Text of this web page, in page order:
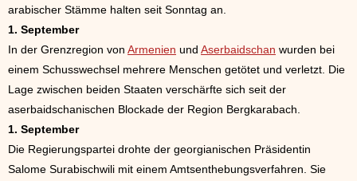
arabischer Stämme halten seit Sonntag an.
1. September
In der Grenzregion von Armenien und Aserbaidschan wurden bei
einem Schusswechsel mehrere Menschen getötet und verletzt. Die
Lage zwischen beiden Staaten verschärfte sich seit der
aserbaidschanischen Blockade der Region Bergkarabach.
1. September
Die Regierungspartei drohte der georgianischen Präsidentin
Salome Surabischwili mit einem Amtsenthebungsverfahren. Sie